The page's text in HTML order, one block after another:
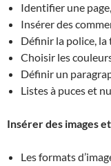
Identifier une
Insérer des
Définir la police, la
Choisir les
Définir un
Listes à puces et
Insérer des images
Les formats